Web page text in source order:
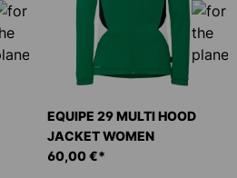
EQUIPE 29 MULTI HOOD
JACKET WOMEN
60,00 €*